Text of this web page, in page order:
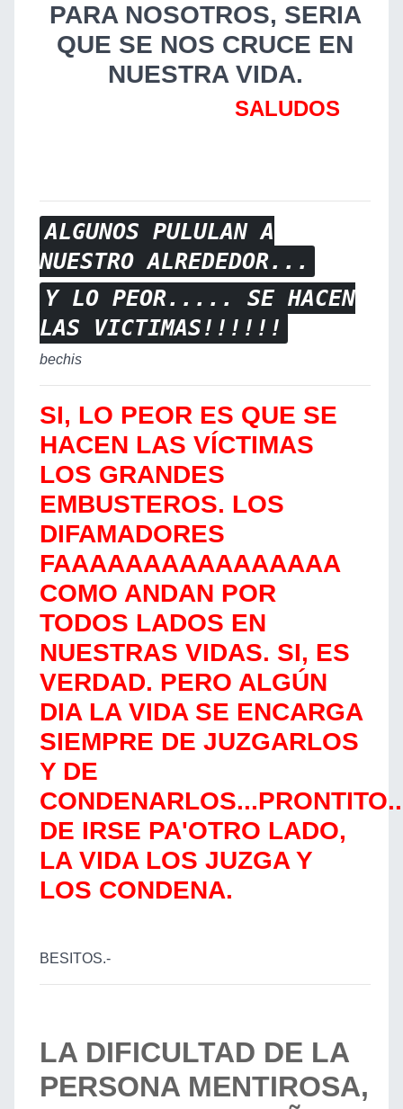
PARA NOSOTROS, SERIA
QUE SE NOS CRUCE EN
NUESTRA VIDA.
SALUDOS
ALGUNOS PULULAN A
NUESTRO ALREDEDOR...
Y LO PEOR..... SE HACEN
LAS VICTIMAS!!!!!!
bechis
SI, LO PEOR ES QUE SE
HACEN LAS VÍCTIMAS
LOS GRANDES
EMBUSTEROS. LOS
DIFAMADORES
FAAAAAAAAAAAAAAAA
COMO ANDAN POR
TODOS LADOS EN
NUESTRAS VIDAS. SI, ES
VERDAD. PERO ALGÚN
DIA LA VIDA SE ENCARGA
SIEMPRE DE JUZGARLOS
Y DE
DE IRSE PA'OTRO LADO,
LA VIDA LOS JUZGA Y
LOS CONDENA.
BESITOS.-
LA DIFICULTAD DE LA
PERSONA MENTIROSA,